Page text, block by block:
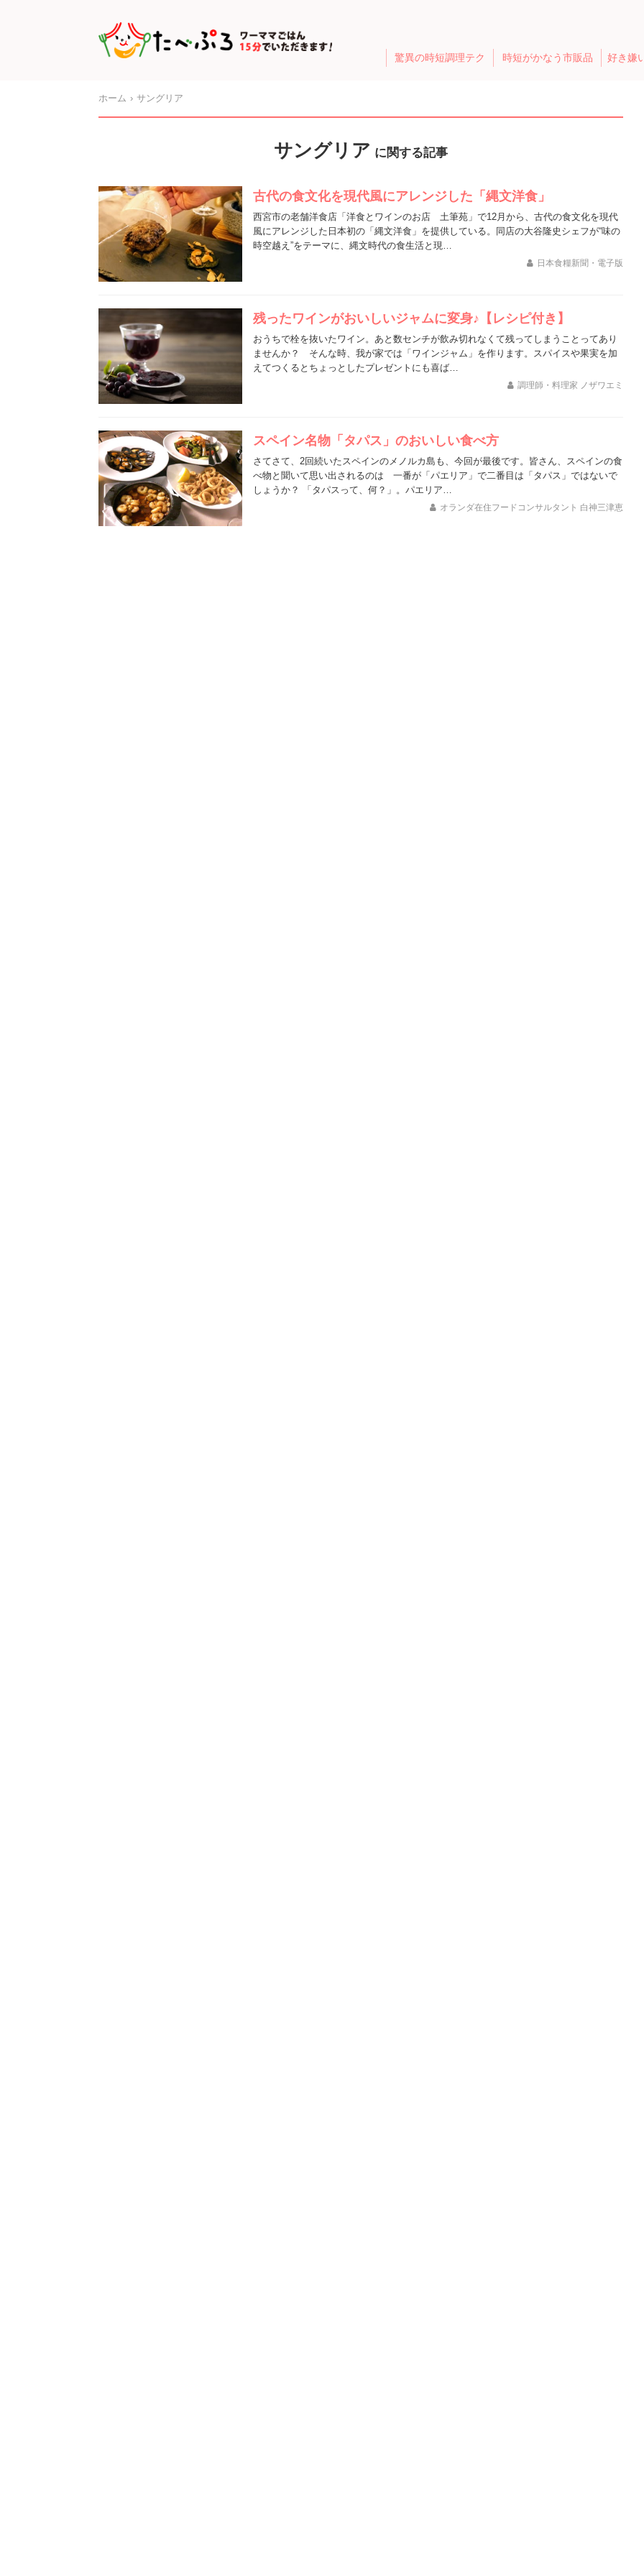
驚異の時短調理テク 時短がかなう市販品 好き嫌
ホーム サングリア
サングリア に関する記事
古代の食文化を現代風にアレンジした「縄文洋食」
西宮市の老舗洋食店「洋食とワインのお店 土筆苑」で12月から、古代の食文化を現代
風にアレンジした日本初の「縄文洋食」を提供している。同店の大谷隆史シェフが“味の
時空越え”をテーマに、縄文時代の食生活と現…
日本食糧新聞・電子版
残ったワインがおいしいジャムに変身♪【レシピ付き】
おうちで栓を抜いたワイン。あと数センチが飲み切れなくて残ってしまうことってあり
ませんか？ そんな時、我が家では「ワインジャム」を作ります。スパイスや果実を加
えてつくるとちょっとしたプレゼントにも喜ば…
調理師・料理家 ノザワエミ
スペイン名物「タパス」のおいしい食べ方
さてさて、2回続いたスペインのメノルカ島も、今回が最後です。皆さん、スペインの食
べ物と聞いて思い出されるのは 一番が「パエリア」で二番目は「タパス」ではないで
しょうか？ 「タパスって、何？」。パエリア…
オランダ在住フードコンサルタント 白神三津恵